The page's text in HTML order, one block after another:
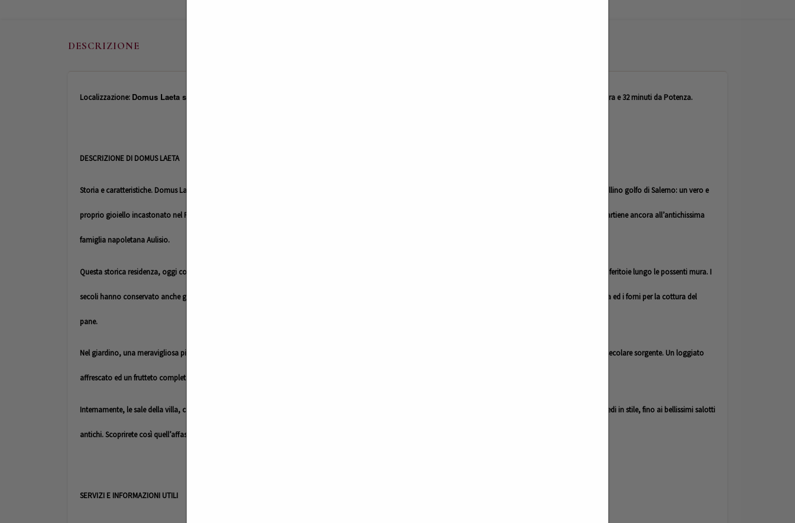
DESCRIZIONE
Localizzazione: Domus Laeta si trova a Giungano e volge verso il mare di Salerno. D ista circa 1 ora da Salerno, 1 ora e 35 minuti circa da Napoli e circa 1 ora e 32 minuti da Potenza.
DESCRIZIONE DI DOMUS LAETA
Storia e caratteristiche. Domus Laeta è una prestigiosa residenza storica, con scenografica terrazza belvedere che volge lo sguardo verso la Valle dei Templi ed il cristallino golfo di Salerno: un vero e
proprio gioiello incastonato nel Parco Nazionale del Cilento. Edificata nel XVII secolo dai signori di Giungano, la nobile residenza, dopo oltre tre secoli di storia, appartiene ancora all’antichissima
famiglia napoletana Aulisio.
Questa storica residenza, oggi come allora, regala ai visitatori la possibilità di ammirare la sua articolata struttura, ancora impreziosita da torrette di avvistamento e feritoie lungo le possenti mura. I
secoli hanno conservato anche gli affascinanti luoghi rurali, come le storiche stalle, le mangiatoie, un antico frantoio per la produzione dell’olio extra vergine di oliva ed i forni per la cottura del
pane.
Nel giardino, una meravigliosa piscina con vista verso l’affascinate Valle dei Templi, prende il posto dell’antica vasca di raccolta dell’acqua, proprio accanto ad una secolare sorgente. Un loggiato
affrescato ed un frutteto completano le scenografiche vedute della residenza.
Internamente, le sale della villa, come un prezioso scrigno, racchiudono le memorie della famiglia: dall’antichissima biblioteca, che conta circa 2.000 volumi, agli arredi in stile, fino ai bellissimi salotti
antichi. Scoprirete così quell’affascinante atmosfera napoletana, ma anche le curiosità legate ai suoi signori e la bellezza dei suoi paesaggi.
SERVIZI E INFORMAZIONI UTILI